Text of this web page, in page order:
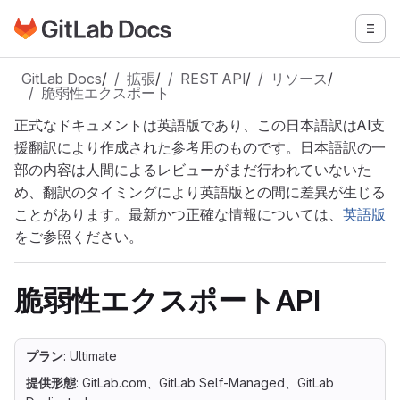
メインコンテンツにスキップ
GitLabドキュメントのホームページに移動 メニ
GitLab Docs/ 拡張/ REST API/ リソース/
脆弱性エクスポート
正式なドキュメントは英語版であり、この日本語訳はAI支
援翻訳により作成された参考用のものです。日本語訳の一
部の内容は人間によるレビューがまだ行われていないた
め、翻訳のタイミングにより英語版との間に差異が生じる
ことがあります。最新かつ正確な情報については、 英語版
をご参照ください。
脆弱性エクスポートAPI
プラン: Ultimate
提供形態: GitLab.com、GitLab Self-Managed、GitLab